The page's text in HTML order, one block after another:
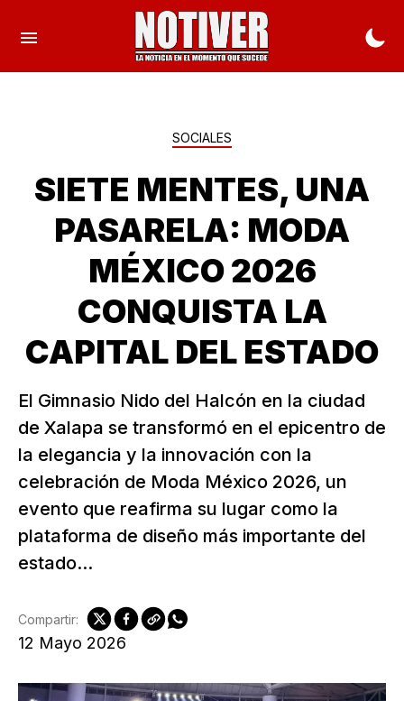
SOCIALES
SIETE MENTES, UNA
PASARELA: MODA
MÉXICO 2026
CONQUISTA LA
CAPITAL DEL ESTADO
El Gimnasio Nido del Halcón en la ciudad
de Xalapa se transformó en el epicentro de
la elegancia y la innovación con la
celebración de Moda México 2026, un
evento que reafirma su lugar como la
plataforma de diseño más importante del
estado...
12 Mayo 2026
Compartir: